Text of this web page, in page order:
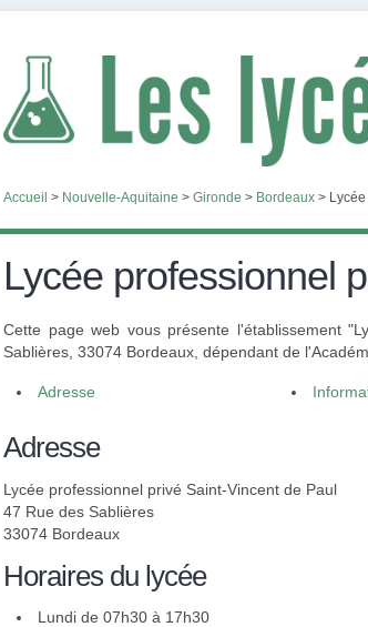
Accueil > Nouvelle-Aquitaine > Gironde > Bordeaux >
Lycée professionnel
Cette page web vous présente l'établissement
Sablières, 33074 Bordeaux, dépendant de
Adresse
Adresse
Lycée professionnel privé Saint-Vincent de Paul
47 Rue des Sablières
33074 Bordeaux
Horaires du lycée
Lundi de 07h30 à 17h30